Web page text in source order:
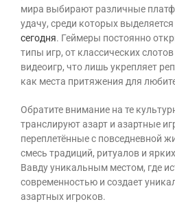
мира выбирают различные
удачу, среди которых выделяется
сегодня. Геймеры постоянно
типы игр, от классических
видеоигр, что лишь укрепляет
как места притяжения для
Обратите внимание на те
транслируют азарт и азартные
переплетённые с повседневной
смесь традиций, ритуалов и
Вавду уникальным местом, где
современностью и создает
азартных игроков.